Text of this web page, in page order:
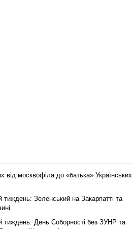
москвофіла до «батька» Українських
тиждень: Зеленський на Закарпатті та
тиждень: День Соборності без ЗУНР та